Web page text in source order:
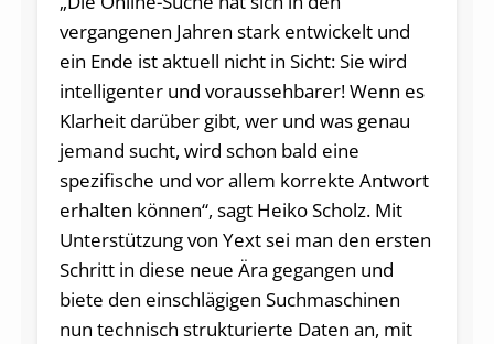
vergangenen Jahren stark entwickelt und
ein Ende ist aktuell nicht in Sicht: Sie wird
intelligenter und voraussehbarer! Wenn es
Klarheit darüber gibt, wer und was genau
jemand sucht, wird schon bald eine
spezifische und vor allem korrekte Antwort
erhalten können“, sagt Heiko Scholz. Mit
Unterstützung von Yext sei man den ersten
Schritt in diese neue Ära gegangen und
biete den einschlägigen Suchmaschinen
nun technisch strukturierte Daten an, mit